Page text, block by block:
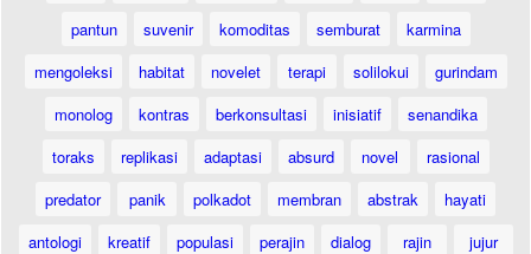
pantun
suvenir komoditas semburat
karmina
mengoleksi
habitat novelet terapi solilokui
gurindam
monolog
kontras berkonsultasi inisiatif
senandika
toraks
replikasi adaptasi absurd novel
rasional
predator
panik polkadot membran abstrak
hayati
antologi
kreatif populasi perajin dialog rajin
jujur